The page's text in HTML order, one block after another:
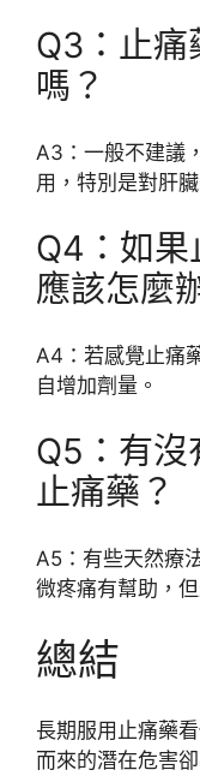
Q3：止痛
嗎？
A3：一般不建議
用，特別是對肝
Q4：如果
應該怎麼
A4：若感覺止痛
自增加劑量。
Q5：有沒
止痛藥？
A5：有些天然療
微疼痛有幫助，
總結
長期服用止痛藥
而來的潛在危害